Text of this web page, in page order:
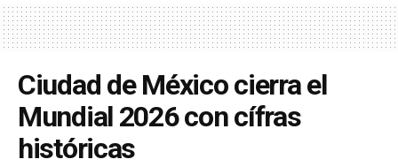
Ciudad de México cierra el
Mundial 2026 con cífras
históricas